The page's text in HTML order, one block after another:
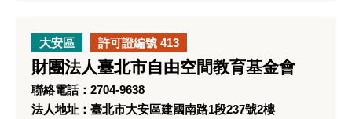
大安區 許可證編號 413
財團法人臺北市自由空間教育基金會
聯絡電話：2704-9638
法人地址：臺北市大安區建國南路1段237號2樓